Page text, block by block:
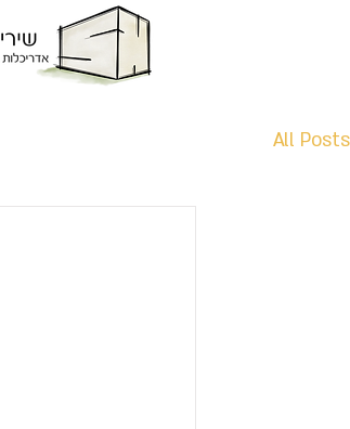
All Posts